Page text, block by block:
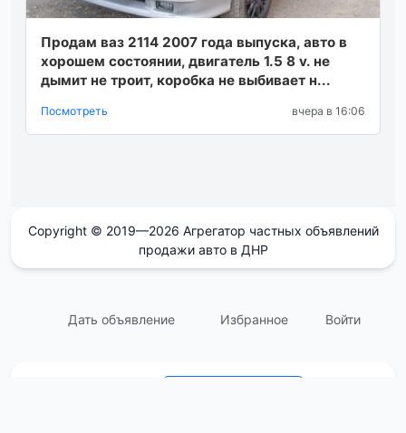
Продам ваз 2114 2007 года выпуска, авто в
хорошем состоянии, двигатель 1.5 8 v. не
дымит не троит, коробка не выбивает н...
Посмотреть вчера в 16:06
Copyright © 2019—2026 Агрегатор частных объявлений
продажи авто в ДНР
Дать объявление Избранное Войти